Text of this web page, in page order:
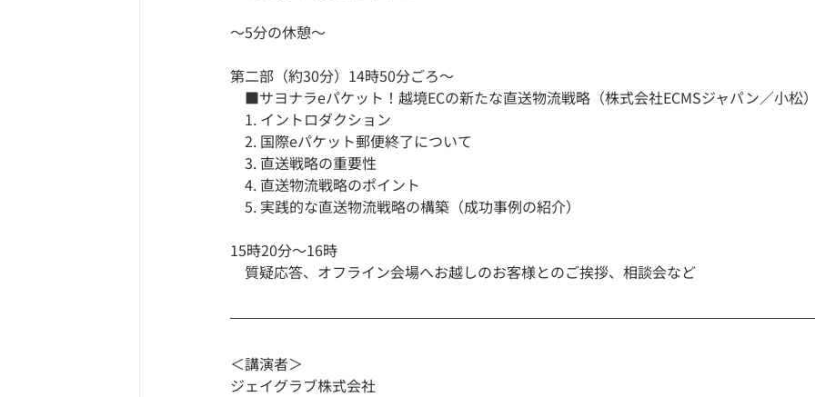
～5分の休憩～
第二部（約30分）14時50分ごろ～
■サヨナラeパケット！越境ECの新たな直送物流戦略（株式会社ECMSジャパン／小松
1. イントロダクション
2. 国際eパケット郵便終了について
3. 直送戦略の重要性
4. 直送物流戦略のポイント
5. 実践的な直送物流戦略の構築（成功事例の紹介）
15時20分～16時
質疑応答、オフライン会場へお越しのお客様とのご挨拶、相談会など
＜講演者＞
ジェイグラブ株式会社